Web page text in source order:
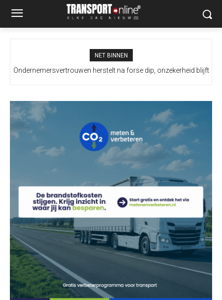
NET BINNEN
Ondernemersvertrouwen herstelt na forse dip, onzekerheid blijft